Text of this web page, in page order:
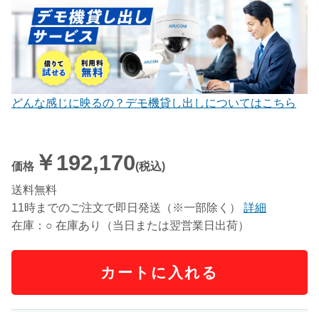
どんな感じに映るの？デモ機貸し出しについてはこちら
価格 ￥192,170(税込)
送料無料
11時までのご注文で即日発送（※一部除く）
詳細
在庫：○ 在庫あり（当日または翌営業日出荷）
カートに入れる